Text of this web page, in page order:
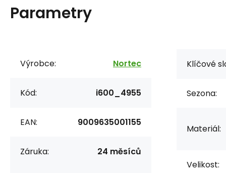
Parametry
Výrobce: Nortec
Kód: i600_4955
EAN: 9009635001155
Záruka: 24 měsíců
Klíčové
Sezona:
Materiál:
Velikost: